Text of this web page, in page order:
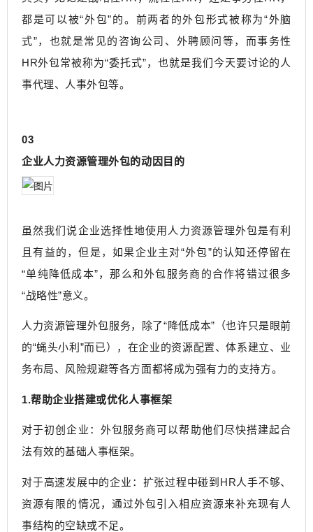
都是可以被“外包”的。前两者的外包形式被称为“外脑
式”，也就是常见的咨询公司、外聘顾问等，而事务性
HR外包常被称为“委托式”，也就是我们今天要讨论的人
事代理、人事外包等。
03
企业人力资源管理外包的动因目的
虽然我们说企业选择性地使用人力资源管理外包是有利
且有益的，但是，如果企业主对“外包”的认知还停留在
“单纯降低成本”，那么和外包服务商的合作将错过很多
“战略性”意义。
人力资源管理外包服务，除了“降低成本”（也许只是眼前
的“蝇头小利”而已），在企业的资源配置、体系建立、业
务布局、风险规避等各方面都将成为强有力的支持方。
1.帮助企业搭建或优化人事框架
对于初创企业：外包服务商可以帮助他们尽快搭建起合
法有效的基础人事框架。
对于高速发展中的企业：扩张过程中碰到HR人手不够、
资源有限的情况，通过外包引入相应资源来补充现有人
事结构的空缺或不足。